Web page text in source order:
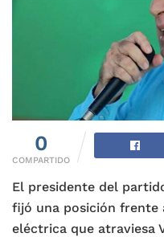
0
COMPARTIDO
El presidente del
fijó una posición frente
eléctrica que atraviesa